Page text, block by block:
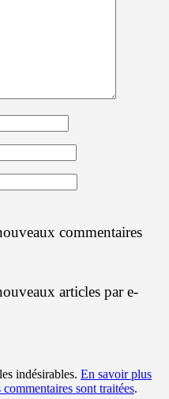
commentaires
articles par e-
indésirables. En savoir plus
sont traitées.